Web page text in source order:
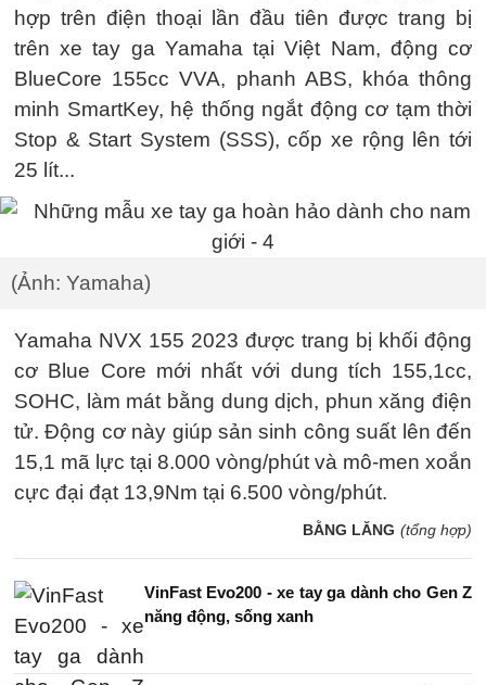
hợp trên điện thoại lần đầu tiên được trang bị
trên xe tay ga Yamaha tại Việt Nam, động cơ
BlueCore 155cc VVA, phanh ABS, khóa thông
minh SmartKey, hệ thống ngắt động cơ tạm thời
Stop & Start System (SSS), cốp xe rộng lên tới
25 lít...
(Ảnh: Yamaha)
Yamaha NVX 155 2023 được trang bị khối động
cơ Blue Core mới nhất với dung tích 155,1cc,
SOHC, làm mát bằng dung dịch, phun xăng điện
tử. Động cơ này giúp sản sinh công suất lên đến
15,1 mã lực tại 8.000 vòng/phút và mô-men xoắn
cực đại đạt 13,9Nm tại 6.500 vòng/phút.
BẰNG LĂNG (tổng hợp)
VinFast Evo200 - xe tay ga dành cho Gen Z
năng động, sống xanh